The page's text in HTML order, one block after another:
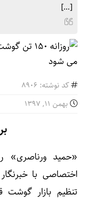
[…]
کد نوشته: 8906
بهمن ۱۱, ۱۳۹۷
«حمید ورناصری»
اختصاصی با
تنظیم بازار گوشت